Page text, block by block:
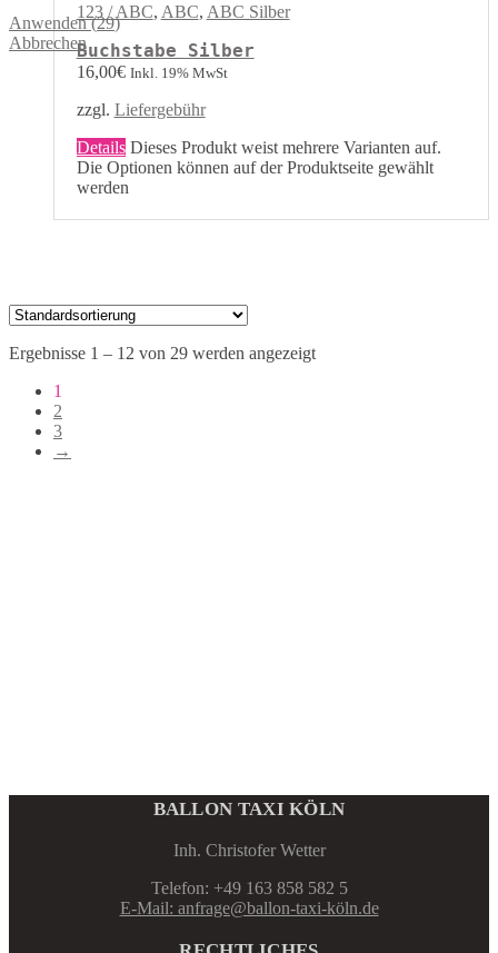
123 / ABC, ABC, ABC Silber
Buchstabe Silber
16,00€ Inkl. 19% MwSt
zzgl. Liefergebühr
Details Dieses Produkt weist mehrere Varianten auf.
Die Optionen können auf der Produktseite gewählt
werden
Ergebnisse 1 – 12 von 29 werden angezeigt
1
2
3
→
Anwenden(29)
Abbrechen
BALLON TAXI KÖLN
Inh. Christofer Wetter
Telefon: +49 163 858 582 5
E-Mail: anfrage@ballon-taxi-köln.de